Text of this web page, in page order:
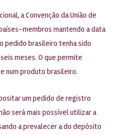
a Convenção da União de
membros mantendo a data
pedido brasileiro tenha sido
meses. O que permite
num produto brasileiro.
um pedido de registro
será mais possível utilizar a
a prevalecer a do depósito